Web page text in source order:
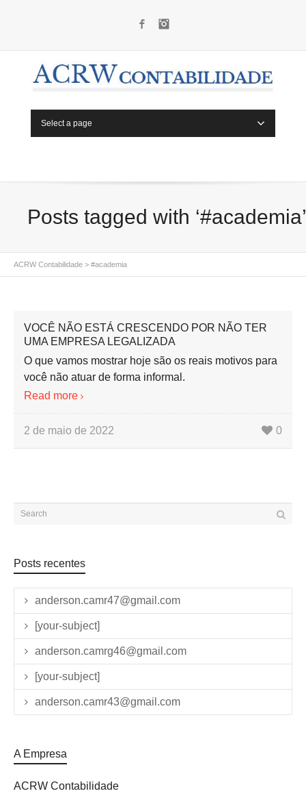
Facebook
Select a page
Posts tagged with ‘#academia’
ACRW Contabilidade > #academia
VOCÊ NÃO ESTÁ CRESCENDO POR NÃO TER
UMA EMPRESA LEGALIZADA
O que vamos mostrar hoje são os reais motivos para
você não atuar de forma informal.
Read more
2 de maio de 2022 0
Posts recentes
anderson.camr47@gmail.com
[your-subject]
anderson.camrg46@gmail.com
[your-subject]
anderson.camr43@gmail.com
A Empresa
ACRW Contabilidade